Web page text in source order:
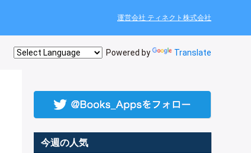
運営会社 ティネクト株式会社
Powered by Translate
今週の人気